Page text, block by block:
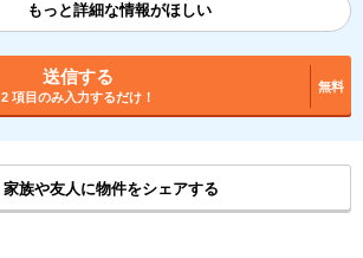
もっと詳細な情報がほしい
送信する
2 項目のみ入力するだけ！
無料
家族や友人に物件をシェアする